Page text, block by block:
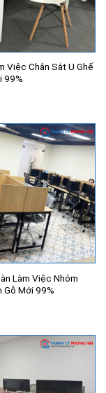
Việc Chân Sắt U Ghế
99%
Làm Việc Nhóm
Gỗ Mới 99%